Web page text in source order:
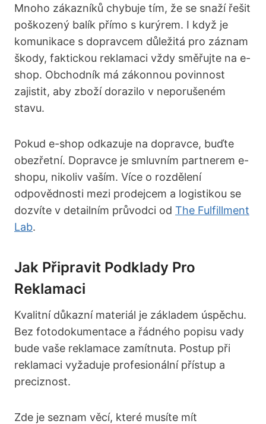
Mnoho zákazníků chybuje tím, že se snaží řešit
poškozený balík přímo s kurýrem. I když je
komunikace s dopravcem důležitá pro záznam
škody, faktickou reklamaci vždy směřujte na e-
shop. Obchodník má zákonnou povinnost
zajistit, aby zboží dorazilo v neporušeném
stavu.
Pokud e-shop odkazuje na dopravce, buďte
obezřetní. Dopravce je smluvním partnerem e-
shopu, nikoliv vaším. Více o rozdělení
odpovědnosti mezi prodejcem a logistikou se
dozvíte v detailním průvodci od The Fulfillment
Lab.
Jak Připravit Podklady Pro
Reklamaci
Kvalitní důkazní materiál je základem úspěchu.
Bez fotodokumentace a řádného popisu vady
bude vaše reklamace zamítnuta. Postup při
reklamaci vyžaduje profesionální přístup a
preciznost.
Zde je seznam věcí, které musíte mít